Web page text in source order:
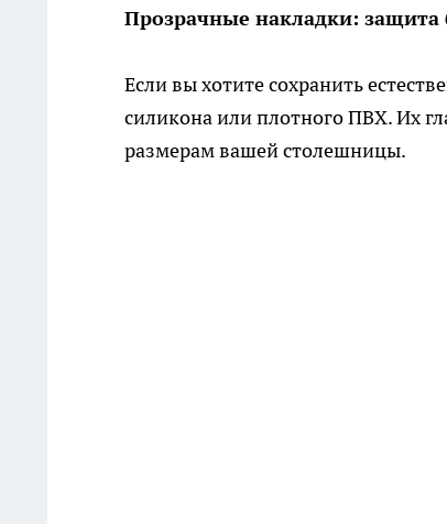
Прозрачные накладки: защита
Если вы хотите сохранить
силикона или плотного ПВХ. Их
размерам вашей столешницы.